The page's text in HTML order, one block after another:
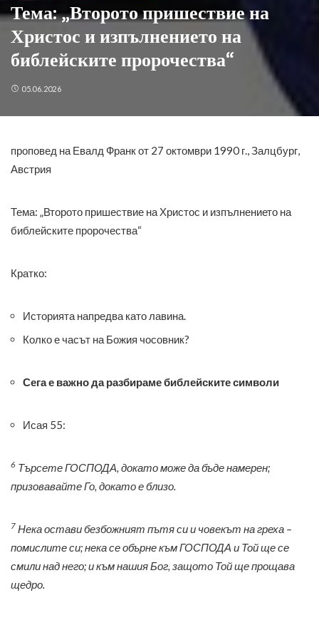
Тема: „Второто пришествие на
Христос и изпълнението на
библейските пророчества“
05.06.2026
проповед на Евалд Франк от 27 октомври 1990 г., Залцбург,
Австрия
Тема: „Второто пришествие на Христос и изпълнението на
библейските пророчества“
Кратко:
Историята напредва като лавина.
Колко е часът на Божия чосовник?
Сега е важно да разбираме библейските символи
Исая 55:
6 Търсете ГОСПОДА, докато може да бъде намерен;
призовавайте Го, докато е близо.
7 Нека остави безбожният пътя си и човекът на греха –
помислите си; нека се обърне към ГОСПОДА и Той ще се
смили над него; и към нашия Бог, защото Той ще прощава
щедро.